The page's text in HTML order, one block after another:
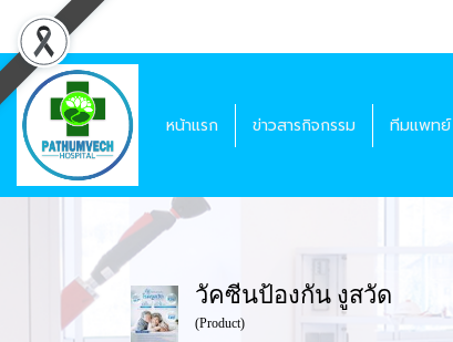
หน้าแรก ข่าวสารกิจกรรม ทีมแพทย์
วัคซีนป้องกัน งูสวัด
(Product)